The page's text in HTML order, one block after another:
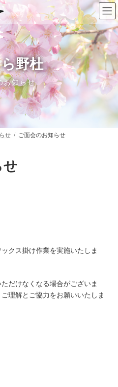
野杜
お知らせ
ご面会のお知らせ
せ
クス掛け作業を実施いたしま
だけなくなる場合がございま
理解とご協力をお願いいたしま